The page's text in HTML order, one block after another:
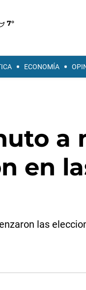
7°
ECONOMÍA
a
en
las